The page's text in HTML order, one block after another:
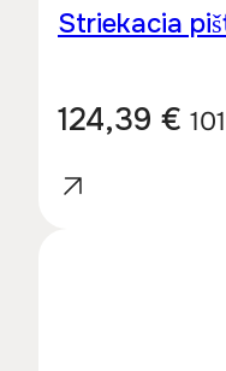
Striekacia
124,39 €